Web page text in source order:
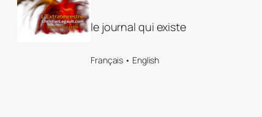
le journal qui existe
Français • English